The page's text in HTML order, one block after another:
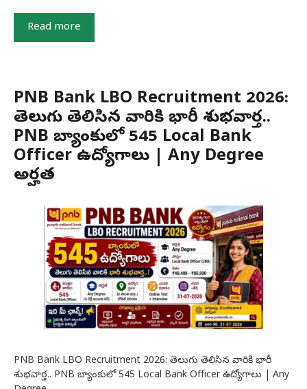
Read more
PNB Bank LBO Recruitment 2026:
తెలుగు తెలిసిన వారికి భారీ శుభవార్త..
PNB బ్యాంకులో 545 Local Bank
Officer ఉద్యోగాలు | Any Degree
అర్హత
PNB Bank LBO Recruitment 2026: తెలుగు తెలిసిన వారికి భారీ
శుభవార్త.. PNB బ్యాంకులో 545 Local Bank Officer ఉద్యోగాలు | Any